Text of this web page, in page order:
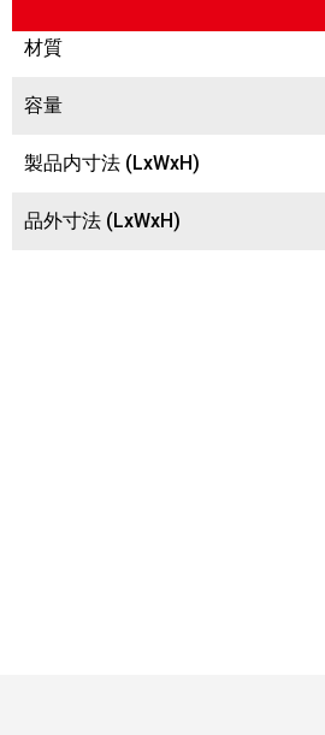
材質
容量
製品内寸法 (LxWxH)
品外寸法 (LxWxH)